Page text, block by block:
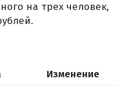
на трех человек,
Изменение